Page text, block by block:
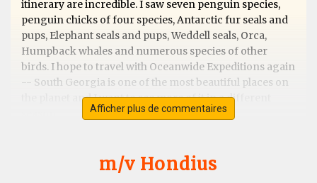
itinerary are incredible. I saw seven penguin species,
penguin chicks of four species, Antarctic fur seals and
pups, Elephant seals and pups, Weddell seals, Orca,
Humpback whales and numerous species of other
birds. I hope to travel with Oceanwide Expeditions again
-- South Georgia is one of the most beautiful places on
the planet and I want to see more of it in a different
Afficher plus de commentaires
m/v Hondius